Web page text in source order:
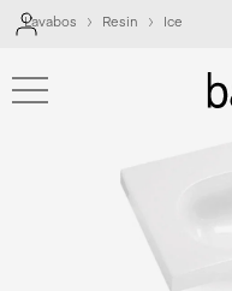
Lavabos Resin Ice